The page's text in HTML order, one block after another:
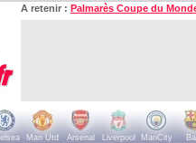
A retenir : Palmarès Coupe du
Man Utd Arsenal Liverpool ManCity